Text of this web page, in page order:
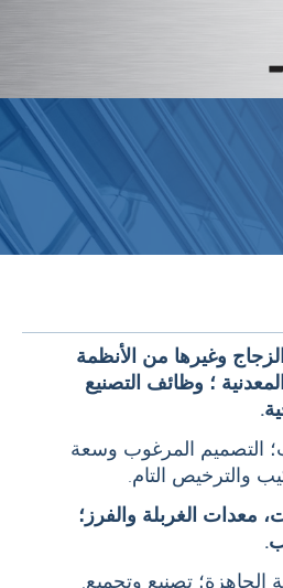
وغيرها من الأنظمة
؛ وظائف التصنيع
التصميم المرغوب وسعة
والترخيص التام.
معدات الغربلة والفرز؛
تصنيع وتجميع.